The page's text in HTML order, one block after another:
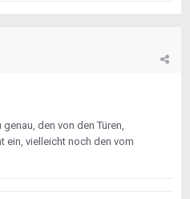
den von den Türen,
ein, vielleicht noch den vom